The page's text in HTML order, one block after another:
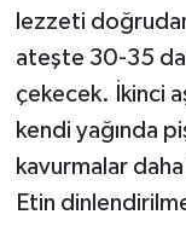
lezzeti
ateşte 30-35
çekecek. İkinci
kendi yağında
kavurmalar
Etin